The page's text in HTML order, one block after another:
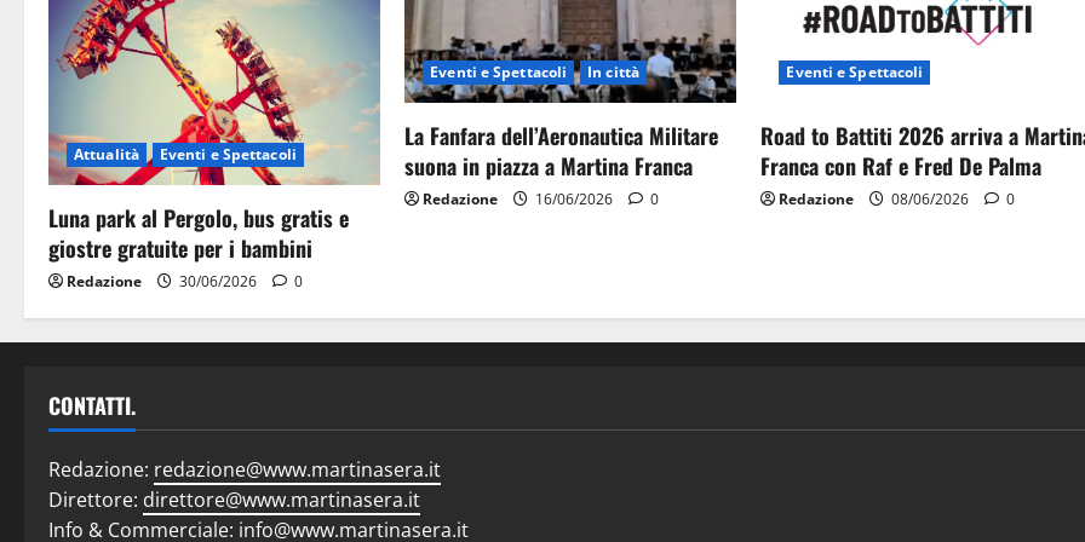
Attualità Eventi e Spettacoli
Luna park al Pergolo, bus gratis e
giostre gratuite per i bambini
Redazione 30/06/2026 0
Eventi e Spettacoli In città
La Fanfara dell’Aeronautica Militare
suona in piazza a Martina Franca
Redazione 16/06/2026 0
Eventi e Spettacoli
Road to Battiti 2026 arriva a
Franca con Raf e Fred De Palma
Redazione 08/06/2026 0
CONTATTI.
Redazione: redazione@www.martinasera.it
Direttore: direttore@www.martinasera.it
Info & Commerciale: info@www.martinasera.it